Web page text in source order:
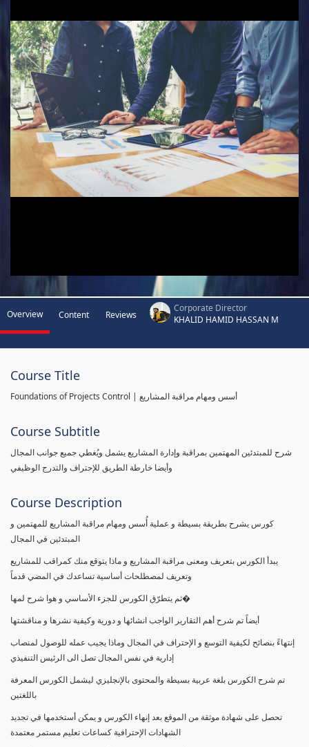
Overview Content Reviews
Corporate Director
KHALID HAMID HASSAN M
Course Title
Foundations of Projects Control | أسس ومهام مراقبة المشاريع
Course Subtitle
شرح للمبتدئين المهتمين بمراقبة وإدارة المشاريع يشمل ويُغطي جميع جوانب المجال
وأيضا خارطة الطريق للإحتراف والتدرج الوظيفي
Course Description
كورس يشرح بطريقة بسيطة و عملية أُسس ومهام مراقبة المشاريع للمهتمين و
المبتدئين في المجال
يبدأ الكورس بتعريف ومعنى مراقبة المشاريع و ماذا يتوقع منك كمراقب للمشاريع
وتعريف لمصطلحات أساسية تساعدك في المضي قدماً
ثم يتطرّق الكورس للجزء الأساسي و هوا شرح لمها�
أيضاً تم شرح أهم التقارير الواجب انشائها و دورية وكيفية نشرها و مناقشتها
إنتهاءً بنصائح لكيفية التوسع و الإحتراف في المجال وماذا يجيب عمله للوصول لمنصاب
إدارية في نفس المجال تصل الى الرئيس التنفيذي
تم شرح الكورس بلغة عربية بسيطة والمحتوى بالإنجليزي ليشمل الكورس المعرفة
باللغتين
تحصل على شهادة موثقة من الموقع بعد إنهاء الكورس و يمكن أستخدمها في تجديد
الشهادات الإحترافية كساعات تعليم مستمر معتمدة